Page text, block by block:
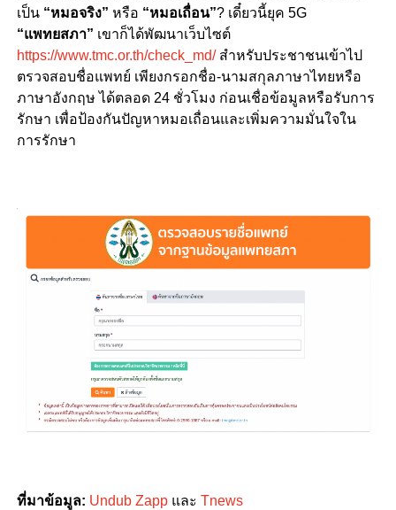
เป็น “หมอจริง” หรือ “หมอเถื่อน”? เดี๋ยวนี้ยุค 5G
“แพทยสภา” เขาก็ได้พัฒนาเว็บไซต์
https://www.tmc.or.th/check_md/สำหรับประชาชนเข้าไป
ตรวจสอบชื่อแพทย์ เพียงกรอกชื่อ-นามสกุลภาษาไทยหรือ
ภาษาอังกฤษ ได้ตลอด 24 ชั่วโมง ก่อนเชื่อข้อมูลหรือรับการ
รักษา เพื่อป้องกันปัญหาหมอเถื่อนและเพิ่มความมั่นใจใน
การรักษา
ที่มาข้อมูล: Undub Zappและ Tnews